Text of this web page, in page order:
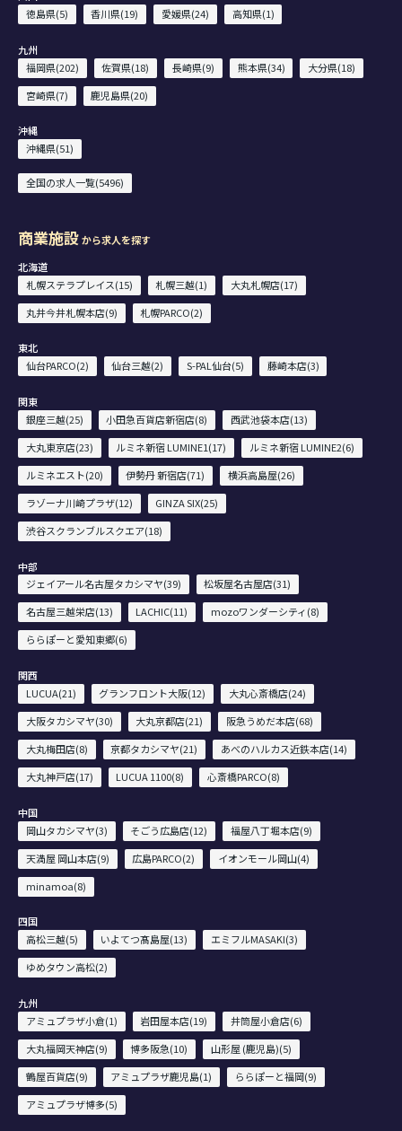
徳島県(5)
香川県(19) 愛媛県(24) 高知県(1)
九州
福岡県(202)
佐賀県(18) 長崎県(9) 熊本県(34)
大分県(18)
宮崎県(7)
鹿児島県(20)
沖縄
沖縄県(51)
全国の求人一覧(5496)
商業施設から求人を探す
北海道
札幌ステラプレイス(15)
札幌三越(1)
大丸札幌店(17)
丸井今井札幌本店(9)
札幌PARCO(2)
東北
仙台PARCO(2)
仙台三越(2) S-PAL仙台(5) 藤崎本店(3)
関東
銀座三越(25)
小田急百貨店新宿店(8)
西武池袋本店(13)
大丸東京店(23)
ルミネ新宿 LUMINE1(17)
ルミネ新宿 LUMINE2(6)
ルミネエスト(20)
伊勢丹 新宿店(71)
横浜高島屋(26)
ラゾーナ川崎プラザ(12)
GINZA SIX(25)
渋谷スクランブルスクエア(18)
中部
ジェイアール名古屋タカシマヤ(39)
松坂屋名古屋店(31)
名古屋三越栄店(13)
LACHIC(11)
mozoワンダーシティ(8)
ららぽーと愛知東郷(6)
関西
LUCUA(21)
グランフロント大阪(12)
大丸心斎橋店(24)
大阪タカシマヤ(30)
大丸京都店(21)
阪急うめだ本店(68)
大丸梅田店(8)
京都タカシマヤ(21)
あべのハルカス近鉄本店(14)
大丸神戸店(17)
LUCUA 1100(8) 心斎橋PARCO(8)
中国
岡山タカシマヤ(3)
そごう広島店(12)
福屋八丁堀本店(9)
天満屋 岡山本店(9)
広島PARCO(2)
イオンモール岡山(4)
minamoa(8)
四国
高松三越(5)
いよてつ髙島屋(13)
エミフルMASAKI(3)
ゆめタウン高松(2)
九州
アミュプラザ小倉(1)
岩田屋本店(19)
井筒屋小倉店(6)
大丸福岡天神店(9)
博多阪急(10)
山形屋 (鹿児島)(5)
鶴屋百貨店(9)
アミュプラザ鹿児島(1)
ららぽーと福岡(9)
アミュプラザ博多(5)